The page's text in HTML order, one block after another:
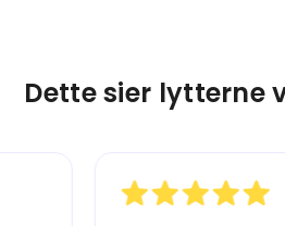
Dette sier lytterne